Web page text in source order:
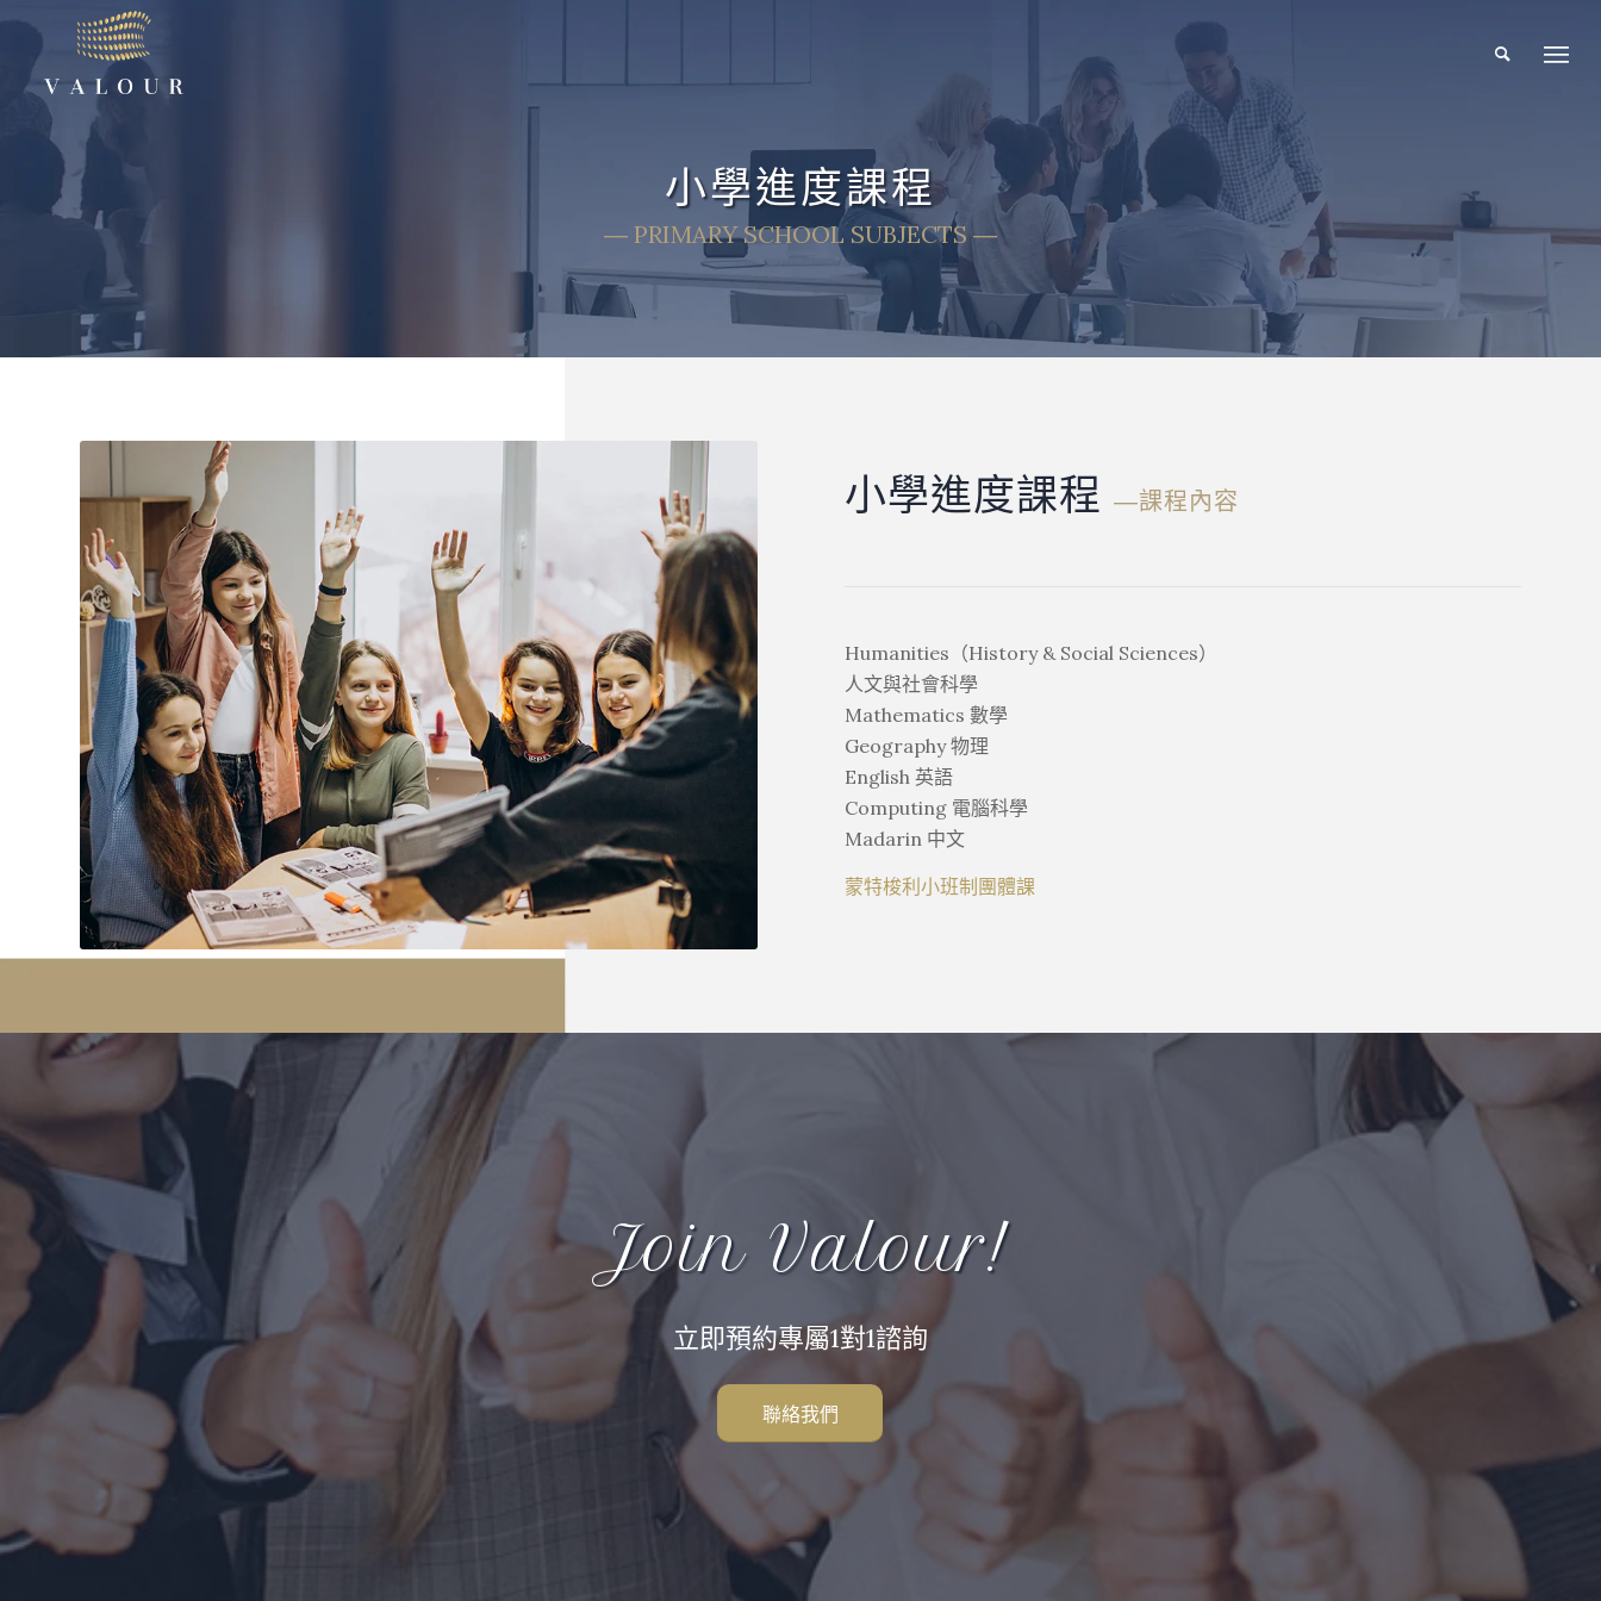
小學進度課程
― PRIMARY SCHOOL SUBJECTS ―
小學進度課程 ―課程內容
Humanities（History & Social Sciences）
人文與社會科學
Mathematics 數學
Geography 物理
English 英語
Computing 電腦科學
Madarin 中文
蒙特梭利小班制團體課
Join Valour!
立即預約專屬1對1諮詢
聯絡我們